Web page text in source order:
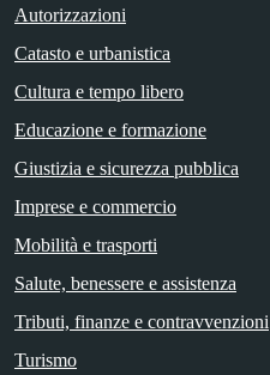
Autorizzazioni
Catasto e urbanistica
Cultura e tempo libero
Educazione e formazione
Giustizia e sicurezza pubblica
Imprese e commercio
Mobilità e trasporti
Salute, benessere e assistenza
Tributi, finanze e contravvenzioni
Turismo